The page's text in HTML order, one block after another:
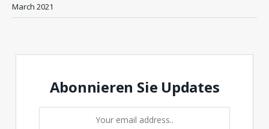
March 2021
Abonnieren Sie Updates